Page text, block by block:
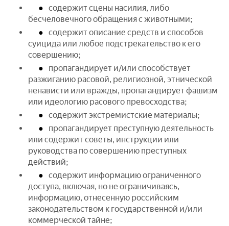
содержит сцены насилия, либо
бесчеловечного обращения с животными;
содержит описание средств и способов
суицида или любое подстрекательство к его
совершению;
пропагандирует и/или способствует
разжиганию расовой, религиозной, этнической
ненависти или вражды, пропагандирует фашизм
или идеологию расового превосходства;
содержит экстремистские материалы;
пропагандирует преступную деятельность
или содержит советы, инструкции или
руководства по совершению преступных
действий;
содержит информацию ограниченного
доступа, включая, но не ограничиваясь,
информацию, отнесенную российским
законодательством к государственной и/или
коммерческой тайне;